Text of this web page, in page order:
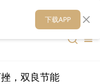
财华媒体矩阵 财华智库
，双良节能
下载APP